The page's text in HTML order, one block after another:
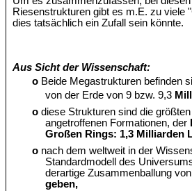
Riesenstrukturen gibt es m.E. zu viele
dies tatsächlich ein Zufall sein könnte.
Aus Sicht der Wissenschaft:
o Beide Megastrukturen befinden
von der Erde von 9 bzw. 9,3
o diese Strukturen sind die
angetroffenen Formationen, der
Großen Rings: 1,3 Milliarden
o nach dem weltweit in der
Standardmodell des
derartige Zusammenballung
geben,